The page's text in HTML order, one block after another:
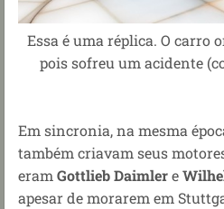
Essa é uma réplica. O carro
pois sofreu um acidente
Em sincronia, na mesma
também criavam seus
eramGottlieb DaimlereW
apesar de morarem em